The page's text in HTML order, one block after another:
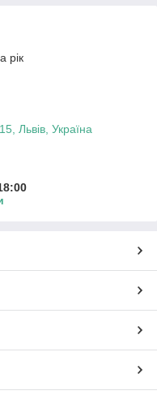
рік
Львів, Україна